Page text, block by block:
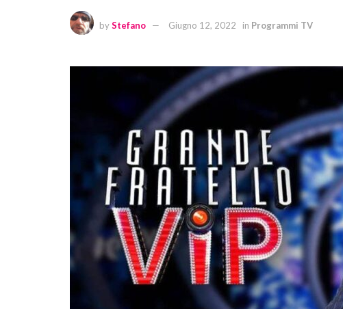
byStefano Giugno 12, 2022 in Programmi TV